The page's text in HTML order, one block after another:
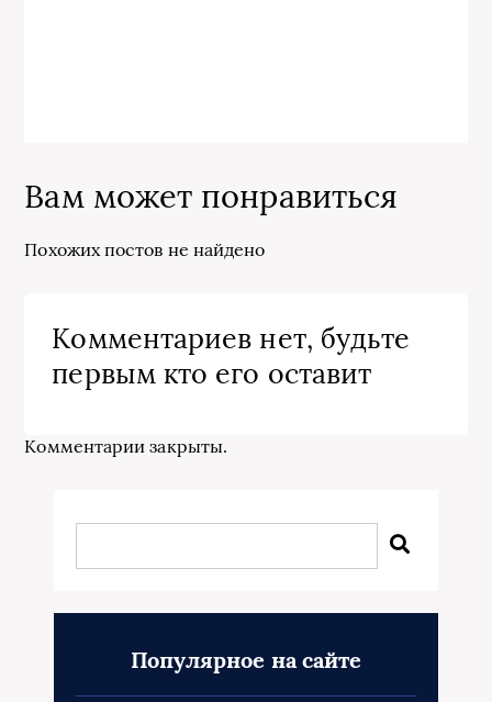
Вам может понравиться
Похожих постов не найдено
Комментариев нет, будьте
первым кто его оставит
Комментарии закрыты.
Популярное на сайте